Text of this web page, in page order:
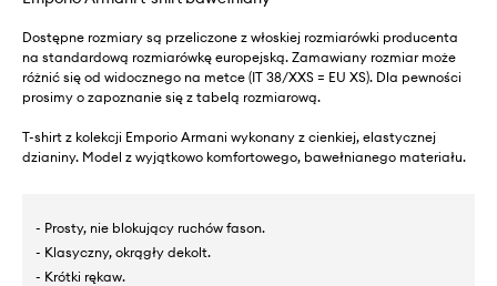
Dostępne rozmiary są przeliczone z włoskiej rozmiarówki producenta
na standardową rozmiarówkę europejską. Zamawiany rozmiar może
różnić się od widocznego na metce (IT 38/XXS = EU XS). Dla pewności
prosimy o zapoznanie się z tabelą rozmiarową.
T-shirt z kolekcji Emporio Armani wykonany z cienkiej, elastycznej
dzianiny. Model z wyjątkowo komfortowego, bawełnianego materiału.
- Prosty, nie blokujący ruchów fason.
- Klasyczny, okrągły dekolt.
- Krótki rękaw.